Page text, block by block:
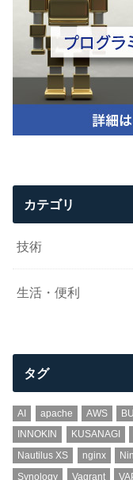
カテゴリ
技術
生活・便利
タグ
AI apache AWS
INNOKIN
KUSANAGI
Nautilus XS
nginx
Synology
Vagrant